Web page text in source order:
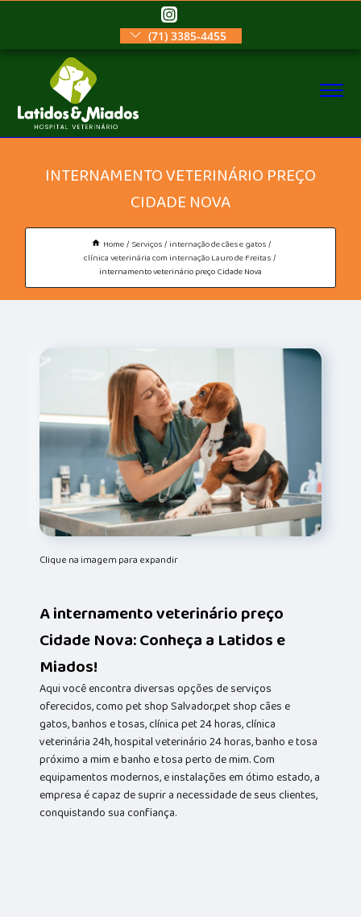
(71) 3385-4455
INTERNAMENTO VETERINÁRIO PREÇO
CIDADE NOVA
Home Serviços
internação de cães e gatos
clínica veterinária com internação Lauro de Freitas
internamento veterinário preço Cidade Nova
Clique na imagem para expandir
A internamento veterinário preço
Cidade Nova: Conheça a Latidos e
Miados!
Aqui você encontra diversas opções de serviços
oferecidos, como pet shop Salvador,pet shop cães e
gatos, banhos e tosas, clínica pet 24 horas, clínica
veterinária 24h, hospital veterinário 24 horas, banho e tosa
próximo a mim e banho e tosa perto de mim. Com
equipamentos modernos, e instalações em ótimo estado, a
empresa é capaz de suprir a necessidade de seus clientes,
conquistando sua confiança.